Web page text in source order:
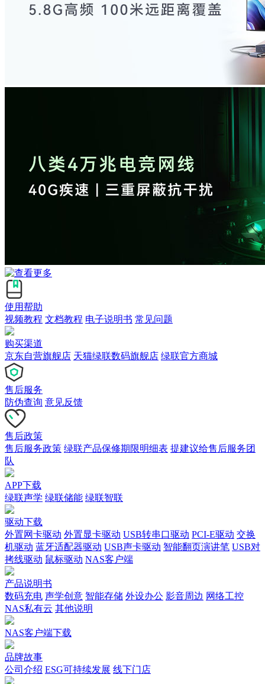
使用帮助
视频教程 文档教程 电子说明书 常见问题
购买渠道
京东自营旗舰店 天猫绿联数码旗舰店 绿联官方商城
售后服务
防伪查询 意见反馈
售后政策
售后服务政策 绿联产品保修期限明细表 提建议给售后服务团
队
APP下载
绿联声学 绿联储能 绿联智联
驱动下载
外置网卡驱动 外置显卡驱动 USB转串口驱动 PCI-E驱动 交换
机驱动 蓝牙适配器驱动 USB声卡驱动 智能翻页演讲笔 USB对
拷线驱动 鼠标驱动 NAS客户端
产品说明书
数码充电 声学创意 智能存储 外设办公 影音周边 网络工控
NAS私有云 其他说明
NAS客户端下载
品牌故事
公司介绍 ESG可持续发展 线下门店